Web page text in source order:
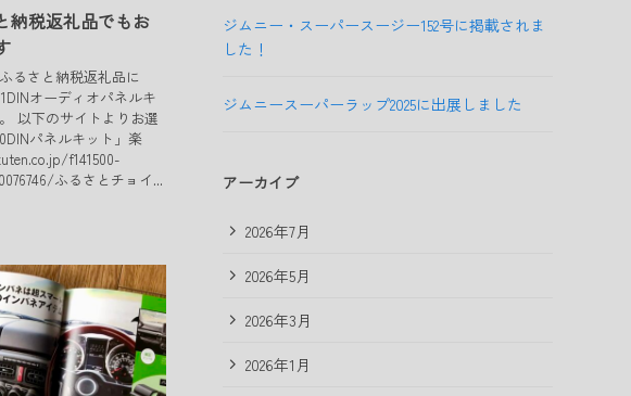
納税返礼品でもお
るさと納税返礼品に
オーディオパネルキ
以下のサイトよりお選
パネルキット」楽
f141500-
ふるさとチョイ...
ジムニー・スーパースージー152号に掲載されま
した！
ジムニースーパーラップ2025に出展しました
アーカイブ
2026年7月
2026年5月
2026年3月
2026年1月